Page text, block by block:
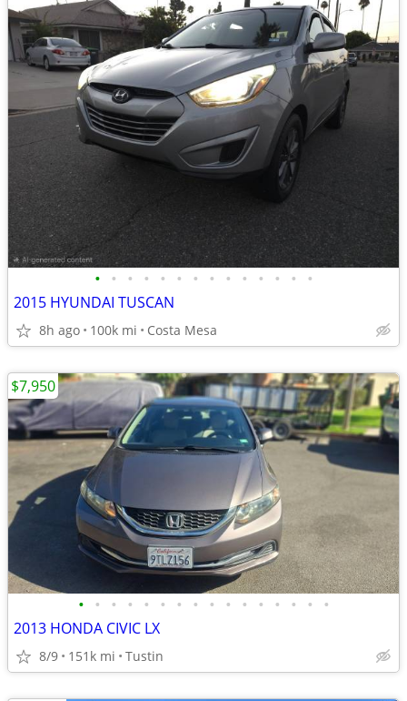
• • • • • • • • • • • • • •
2015 HYUNDAI TUSCAN
8h ago 100k mi Costa Mesa
• • • • • • • • • • • • • • • •
2013 HONDA CIVIC LX
8/9 151k mi Tustin
$7,950